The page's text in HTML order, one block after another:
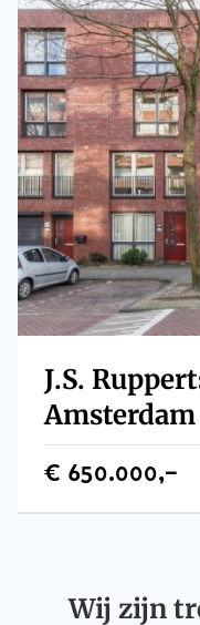
J.S.
Amsterdam
€ 650.000,-
Wij zijn